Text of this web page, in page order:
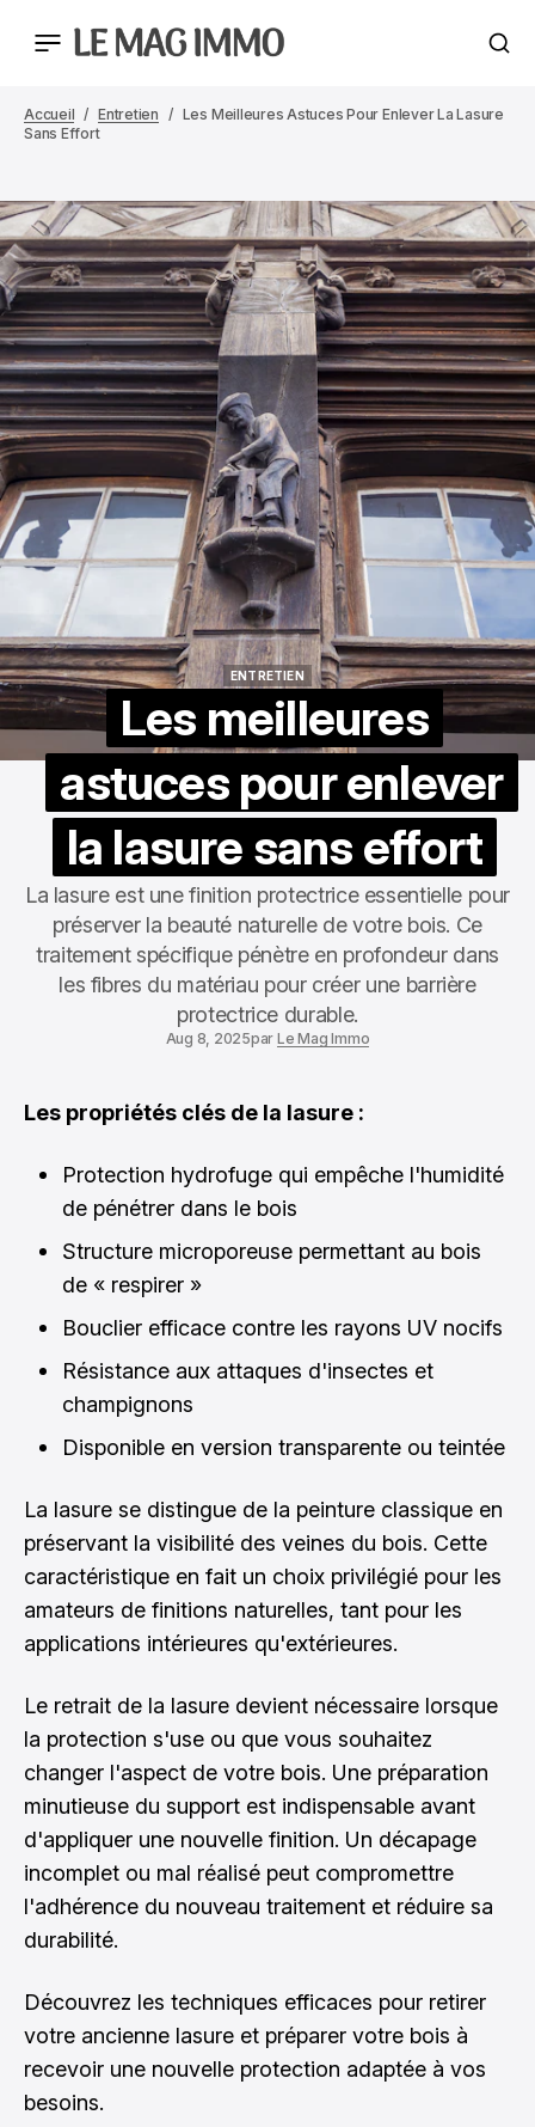
Accueil Entretien
Les Meilleures Astuces Pour Enlever La Lasure
Sans Effort
ENTRETIEN
Les meilleures
astuces pour enlever
la lasure sans effort
La lasure est une finition protectrice essentielle pour
préserver la beauté naturelle de votre bois. Ce
traitement spécifique pénètre en profondeur dans
les fibres du matériau pour créer une barrière
protectrice durable.
Aug 8, 2025par Le Mag Immo
Les propriétés clés de la lasure :
Protection hydrofuge qui empêche l'humidité
de pénétrer dans le bois
Structure microporeuse permettant au bois
de « respirer »
Bouclier efficace contre les rayons UV nocifs
Résistance aux attaques d'insectes et
champignons
Disponible en version transparente ou teintée
La lasure se distingue de la peinture classique en
préservant la visibilité des veines du bois. Cette
caractéristique en fait un choix privilégié pour les
amateurs de finitions naturelles, tant pour les
applications intérieures qu'extérieures.
Le retrait de la lasure devient nécessaire lorsque
la protection s'use ou que vous souhaitez
changer l'aspect de votre bois. Une préparation
minutieuse du support est indispensable avant
d'appliquer une nouvelle finition. Un décapage
incomplet ou mal réalisé peut compromettre
l'adhérence du nouveau traitement et réduire sa
durabilité.
Découvrez les techniques efficaces pour retirer
votre ancienne lasure et préparer votre bois à
recevoir une nouvelle protection adaptée à vos
besoins.